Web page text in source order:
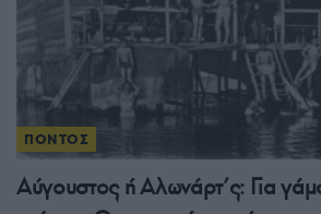
ΠΟΝΤΟΣ
Αύγουστος ή Αλωνάρτ’ς: Για